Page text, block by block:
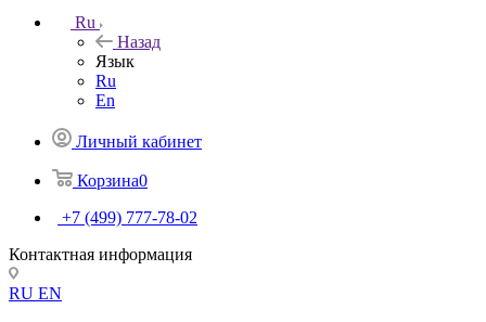
Ru
Назад
Язык
Ru
En
Личный кабинет
Корзина0
+7 (499) 777-78-02
Контактная информация
RU EN